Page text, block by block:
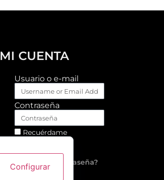
MI CUENTA
Usuario o e-mail
Contraseña
Recuérdame
¿Olvidó su contraseña?
Configurar